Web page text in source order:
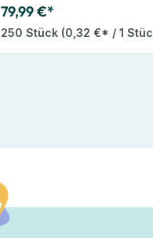
79,99 €*
250 Stück (0,32 €* / 1